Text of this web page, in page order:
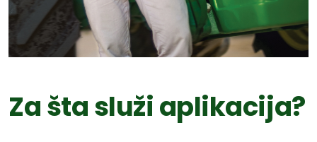
Za šta služi aplikacija?